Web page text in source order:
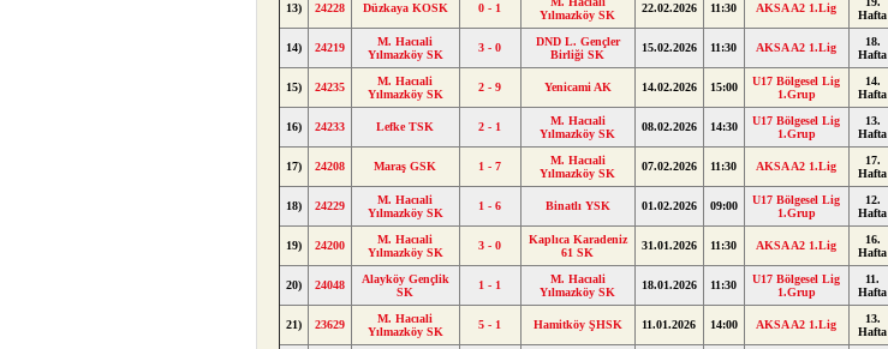
13) 24228 Düzkaya KOSK 0 - 1
Yılmazköy SK
22.02.2026 11:30 AKSA A2 1.Lig
Hafta
14) 24219
M. Hacıali
Yılmazköy SK
3 - 0
DND L. Gençler
Birliği SK
15.02.2026 11:30 AKSA A2 1.Lig
18.
Hafta
15) 24235
M. Hacıali
Yılmazköy SK
2 - 9 Yenicami AK 14.02.2026 15:00
U17 Bölgesel Lig
1.Grup
14.
Hafta
16) 24233 Lefke TSK 2 - 1
M. Hacıali
Yılmazköy SK
08.02.2026 14:30
U17 Bölgesel Lig
1.Grup
13.
Hafta
17) 24208 Maraş GSK 1 - 7
M. Hacıali
Yılmazköy SK
07.02.2026 11:30 AKSA A2 1.Lig
17.
Hafta
18) 24229
M. Hacıali
Yılmazköy SK
1 - 6 Binatlı YSK 01.02.2026 09:00
U17 Bölgesel Lig
1.Grup
12.
Hafta
19) 24200
M. Hacıali
Yılmazköy SK
3 - 0
Kaplıca Karadeniz
61 SK
31.01.2026 11:30 AKSA A2 1.Lig
16.
Hafta
20) 24048
Alayköy Gençlik
SK
1 - 1
M. Hacıali
Yılmazköy SK
18.01.2026 11:30
U17 Bölgesel Lig
1.Grup
11.
Hafta
21) 23629
M. Hacıali
Yılmazköy SK
5 - 1 Hamitköy ŞHSK 11.01.2026 14:00 AKSA A2 1.Lig
13.
Hafta